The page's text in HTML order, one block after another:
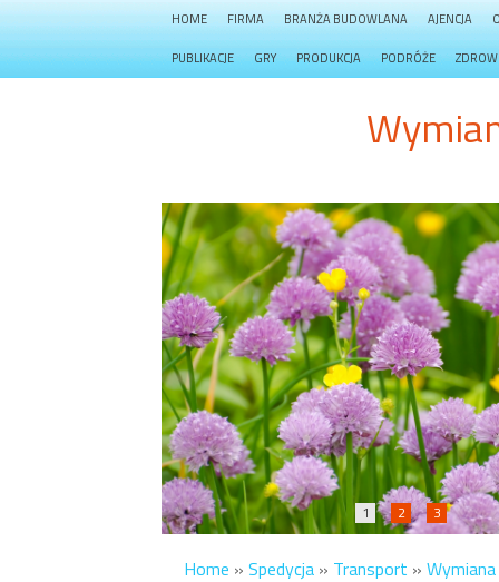
HOME FIRMA BRANŻA BUDOWLANA AJENCJA
PUBLIKACJE GRY PRODUKCJA PODRÓŻE
1 2 3
Home » Spedycja » Transport »